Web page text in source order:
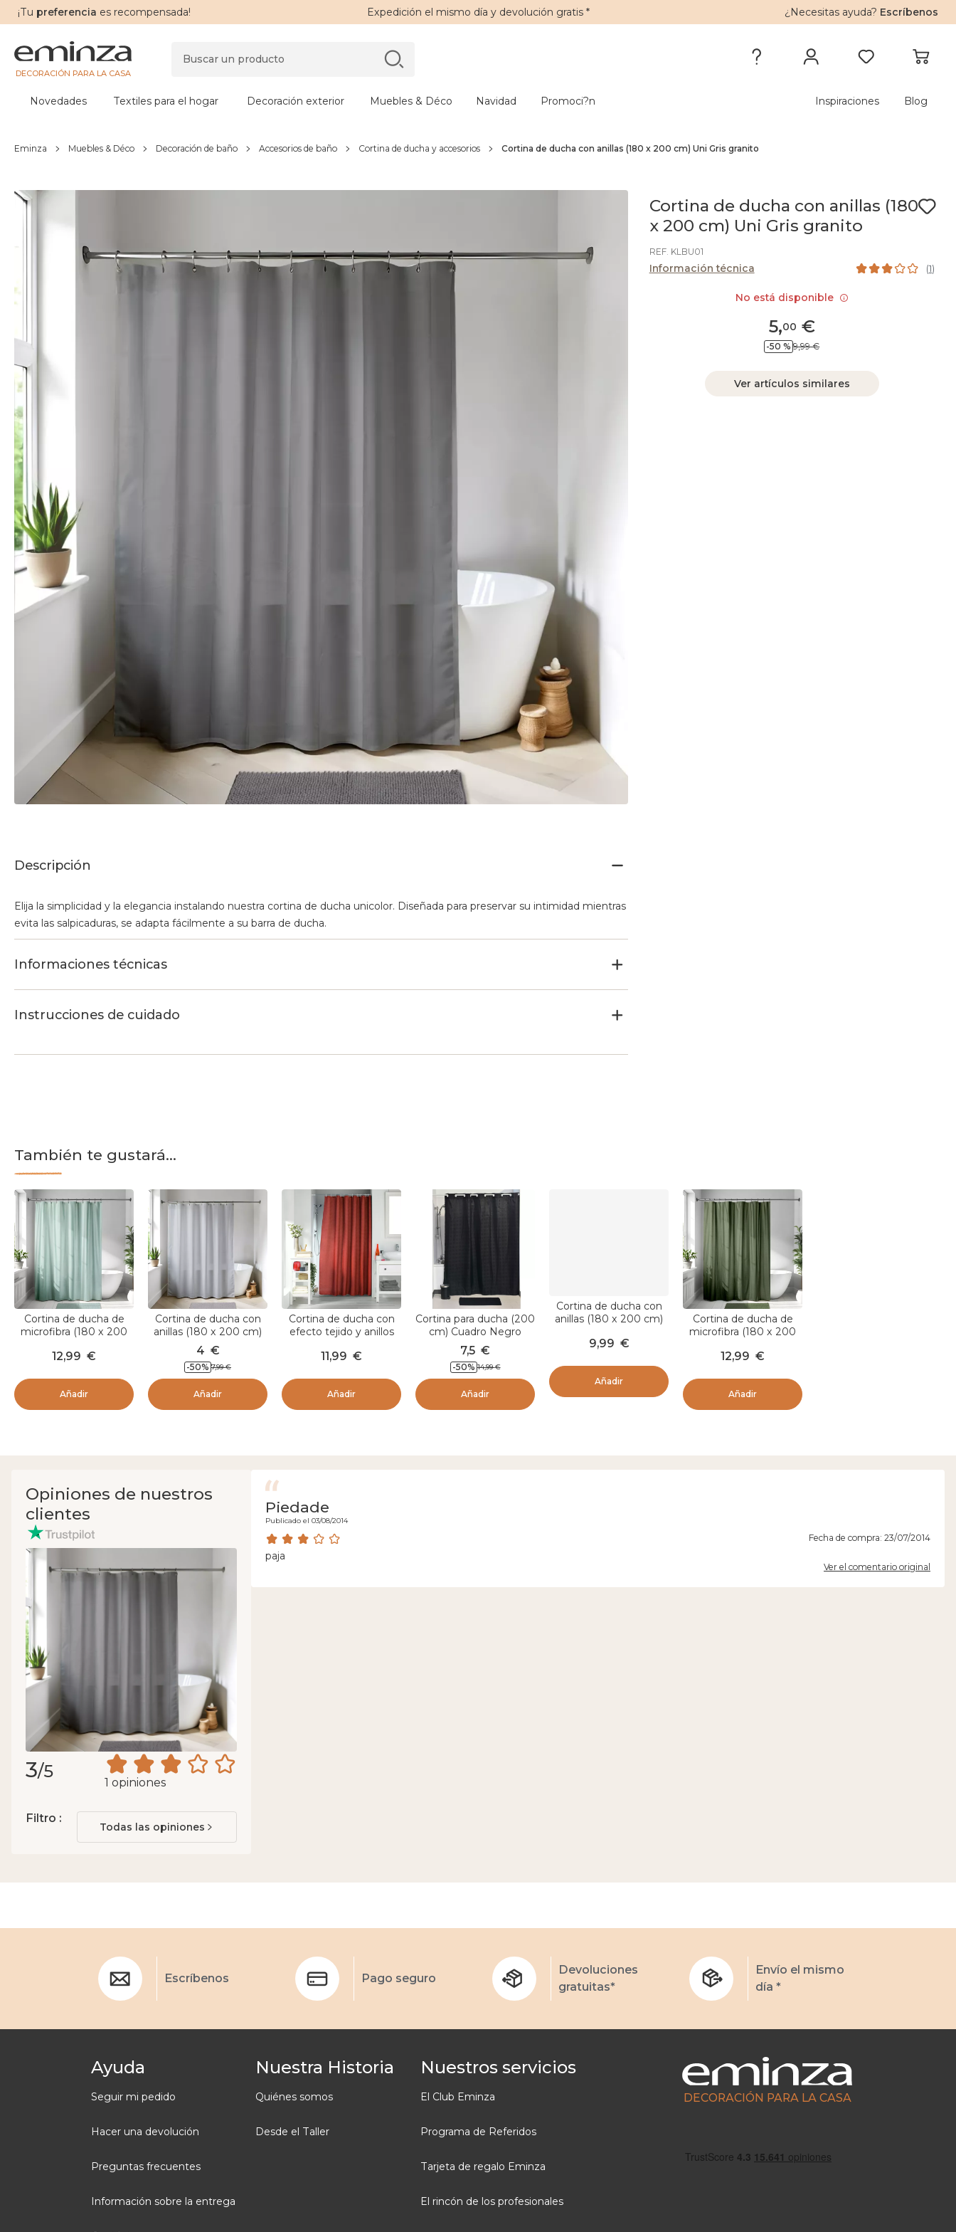
¡Tu preferencia es recompensada! Expedición el mismo día y devolución gratis* ¿Necesitas ayuda? Escríbenos
DECORACIÓN PARA LA CASA
Novedades Textiles para el hogar Decoración exterior Muebles & Déco Navidad Promoci?n Inspiraciones Blog
Eminza Muebles & Déco Decoración de baño Accesorios de baño Cortina de ducha y accesorios Cortina de ducha con anillas (180 x 200 cm) Uni Gris granito
Cortina de ducha con anillas (180
x 200 cm) Uni Gris granito
REF. KLBU01
Información técnica (1)
5,00 €
-50 % 9,99 €
Ver artículos similares
Descripción
Elija la simplicidad y la elegancia instalando nuestra cortina de ducha unicolor. Diseñada para preservar su intimidad mientras
evita las salpicaduras, se adapta fácilmente a su barra de ducha.
Informaciones técnicas
Instrucciones de cuidado
También te gustará...
Cortina de ducha de
microfibra (180 x 200
eucalipto
12,99 €
Añadir
Cortina de ducha con
anillas (180 x 200 cm)
Unicolor Gris claro
4 €
-50% 7,99 €
Añadir
Cortina de ducha con
efecto tejido y anillos
Terracota
11,99 €
Añadir
Cortina para ducha (200
cm) Cuadro Negro
7,5 €
-50% 14,99 €
Añadir
Cortina de ducha con
Uni Azul rey
Cortina de ducha de
microfibra (180 x 200
12,99 €
Añadir
Opiniones de nuestros
clientes
3/5
1 opiniones
Filtro :
Todas las opiniones
Piedade
Publicado el 03/08/2014
Fecha de compra: 23/07/2014
paja
Ver el comentario original
Escríbenos Pago seguro
Devoluciones
gratuitas*
Envío el mismo
día *
Ayuda
Seguir mi pedido
Hacer una devolución
Preguntas frecuentes
Información sobre la entrega
Nuestra Historia
Quiénes somos
Desde el Taller
Nuestros servicios
El Club Eminza
Programa de Referidos
Tarjeta de regalo Eminza
El rincón de los profesionales
DECORACIÓN PARA LA CASA